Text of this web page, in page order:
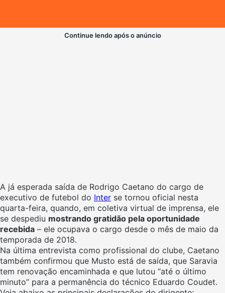
Continue lendo após o anúncio
A já esperada saída de Rodrigo Caetano do cargo de
executivo de futebol do Inter se tornou oficial nesta
quarta-feira, quando, em coletiva virtual de imprensa, ele
se despediu mostrando gratidão pela oportunidade
recebida – ele ocupava o cargo desde o mês de maio da
temporada de 2018.
Na última entrevista como profissional do clube, Caetano
também confirmou que Musto está de saída, que Saravia
tem renovação encaminhada e que lutou “até o último
minuto” para a permanência do técnico Eduardo Coudet.